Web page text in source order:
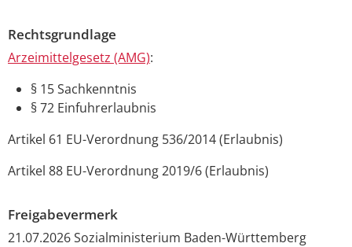
Rechtsgrundlage
Arzeimittelgesetz (AMG):
§ 15 Sachkenntnis
§ 72 Einfuhrerlaubnis
Artikel 61 EU-Verordnung 536/2014 (Erlaubnis)
Artikel 88 EU-Verordnung 2019/6 (Erlaubnis)
Freigabevermerk
21.07.2026 Sozialministerium Baden-Württemberg